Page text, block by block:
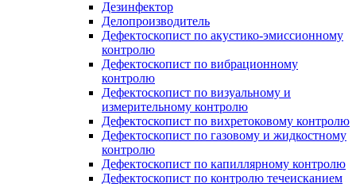
Дезинфектор
Делопроизводитель
Дефектоскопист по акустико-эмиссионному
контролю
Дефектоскопист по вибрационному
контролю
Дефектоскопист по визуальному и
измерительному контролю
Дефектоскопист по вихретоковому контролю
Дефектоскопист по газовому и жидкостному
контролю
Дефектоскопист по капиллярному контролю
Дефектоскопист по контролю течеисканием